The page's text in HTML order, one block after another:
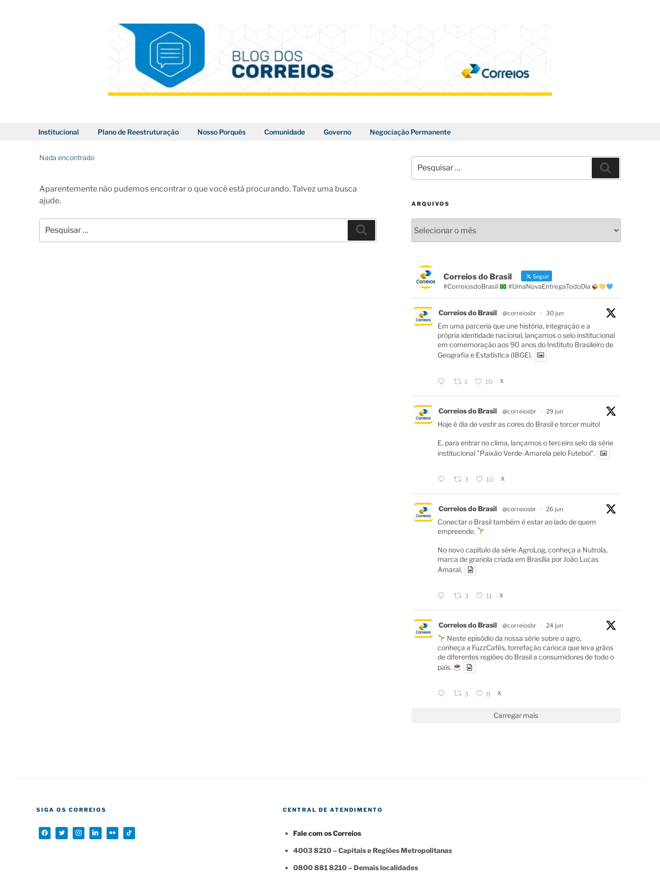
Institucional Plano de Reestruturação Nosso Porquês Comunidade Governo Negociação Permanente
Nada encontrado
Aparentemente não pudemos encontrar o que você está procurando. Talvez uma busca
ajude.
por:
por:
ARQUIVOS
Correios do Brasil Seguir
#CorreiosdoBrasil #UmaNovaEntregaTodoDia
Correios do Brasil @correiosbr · 30 jun
Em uma parceria que une história, integração e a
própria identidade nacional, lançamos o selo institucional
em comemoração aos 90 anos do Instituto Brasileiro de
Geografia e Estatística (IBGE).
1 10 X
Correios do Brasil @correiosbr · 29 jun
Hoje é dia de vestir as cores do Brasil e torcer muito!
E, para entrar no clima, lançamos o terceiro selo da série
institucional "Paixão Verde-Amarela pelo Futebol".
3 10 X
Correios do Brasil @correiosbr · 26 jun
Conectar o Brasil também é estar ao lado de quem
empreende.
No novo capítulo da série AgroLog, conheça a Nutrola,
marca de granola criada em Brasília por João Lucas
Amaral.
3 11 X
Correios do Brasil @correiosbr · 24 jun
Neste episódio da nossa série sobre o agro,
conheça a FuzzCafés, torrefação carioca que leva grãos
de diferentes regiões do Brasil a consumidores de todo o
país.
3 8 X
Carregar mais
SIGA OS CORREIOS CENTRAL DE ATENDIMENTO
Fale com os Correios
4003 8210 – Capitais e Regiões Metropolitanas
0800 881 8210 – Demais localidades